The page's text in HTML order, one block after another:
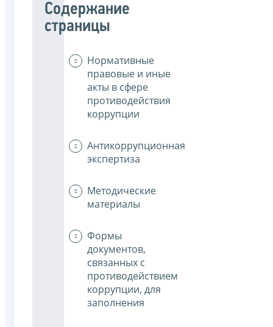
Содержание
страницы
Нормативные
правовые и иные
акты в сфере
противодействия
коррупции
Антикоррупционная
экспертиза
Методические
материалы
Формы
документов,
связанных с
противодействием
коррупции, для
заполнения